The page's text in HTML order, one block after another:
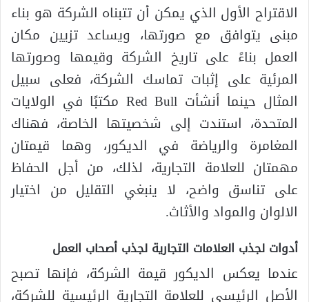
الاقتراح الأول الذي يمكن أن تتبناه الشركة هو بناء
مبنى يتوافق مع صورتها، ويساعد تزيين مكان
العمل بناءً على تاريخ الشركة وقيمها وصورتها
المرئية على إثبات تماسك الشركة، فعلى سبيل
المثال حينما أنشأت Red Bull مكتبًا في الولايات
المتحدة، استندت إلى شخصيتها الخاصة، فهناك
المغامرة والرياضة في الديكور، وهما قيمتان
مهمتان للعلامة التجارية، لذلك، من أجل الحفاظ
على تناسق واضح، لا ينبغي التقليل من اختيار
الالوان والمواد والأثاث.
أدوات لجذب العلامات التجارية لجذب أصحاب العمل
عندما يعكس الديكور قيمة الشركة، فإنها تصبح
الأصل الرئيسي للعلامة التجارية الرئيسية للشركة،